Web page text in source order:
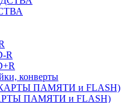
R
конверты
ПАМЯТИ и FLASH)